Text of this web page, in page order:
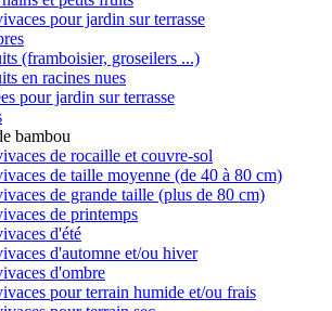
pour jardin sur terrasse
(framboisier, groseilers ...)
en racines nues
pour jardin sur terrasse
de rocaille et couvre-sol
de taille moyenne (de 40 à 80 cm)
de grande taille (plus de 80 cm)
de printemps
d'été
d'automne et/ou hiver
d'ombre
pour terrain humide et/ou frais